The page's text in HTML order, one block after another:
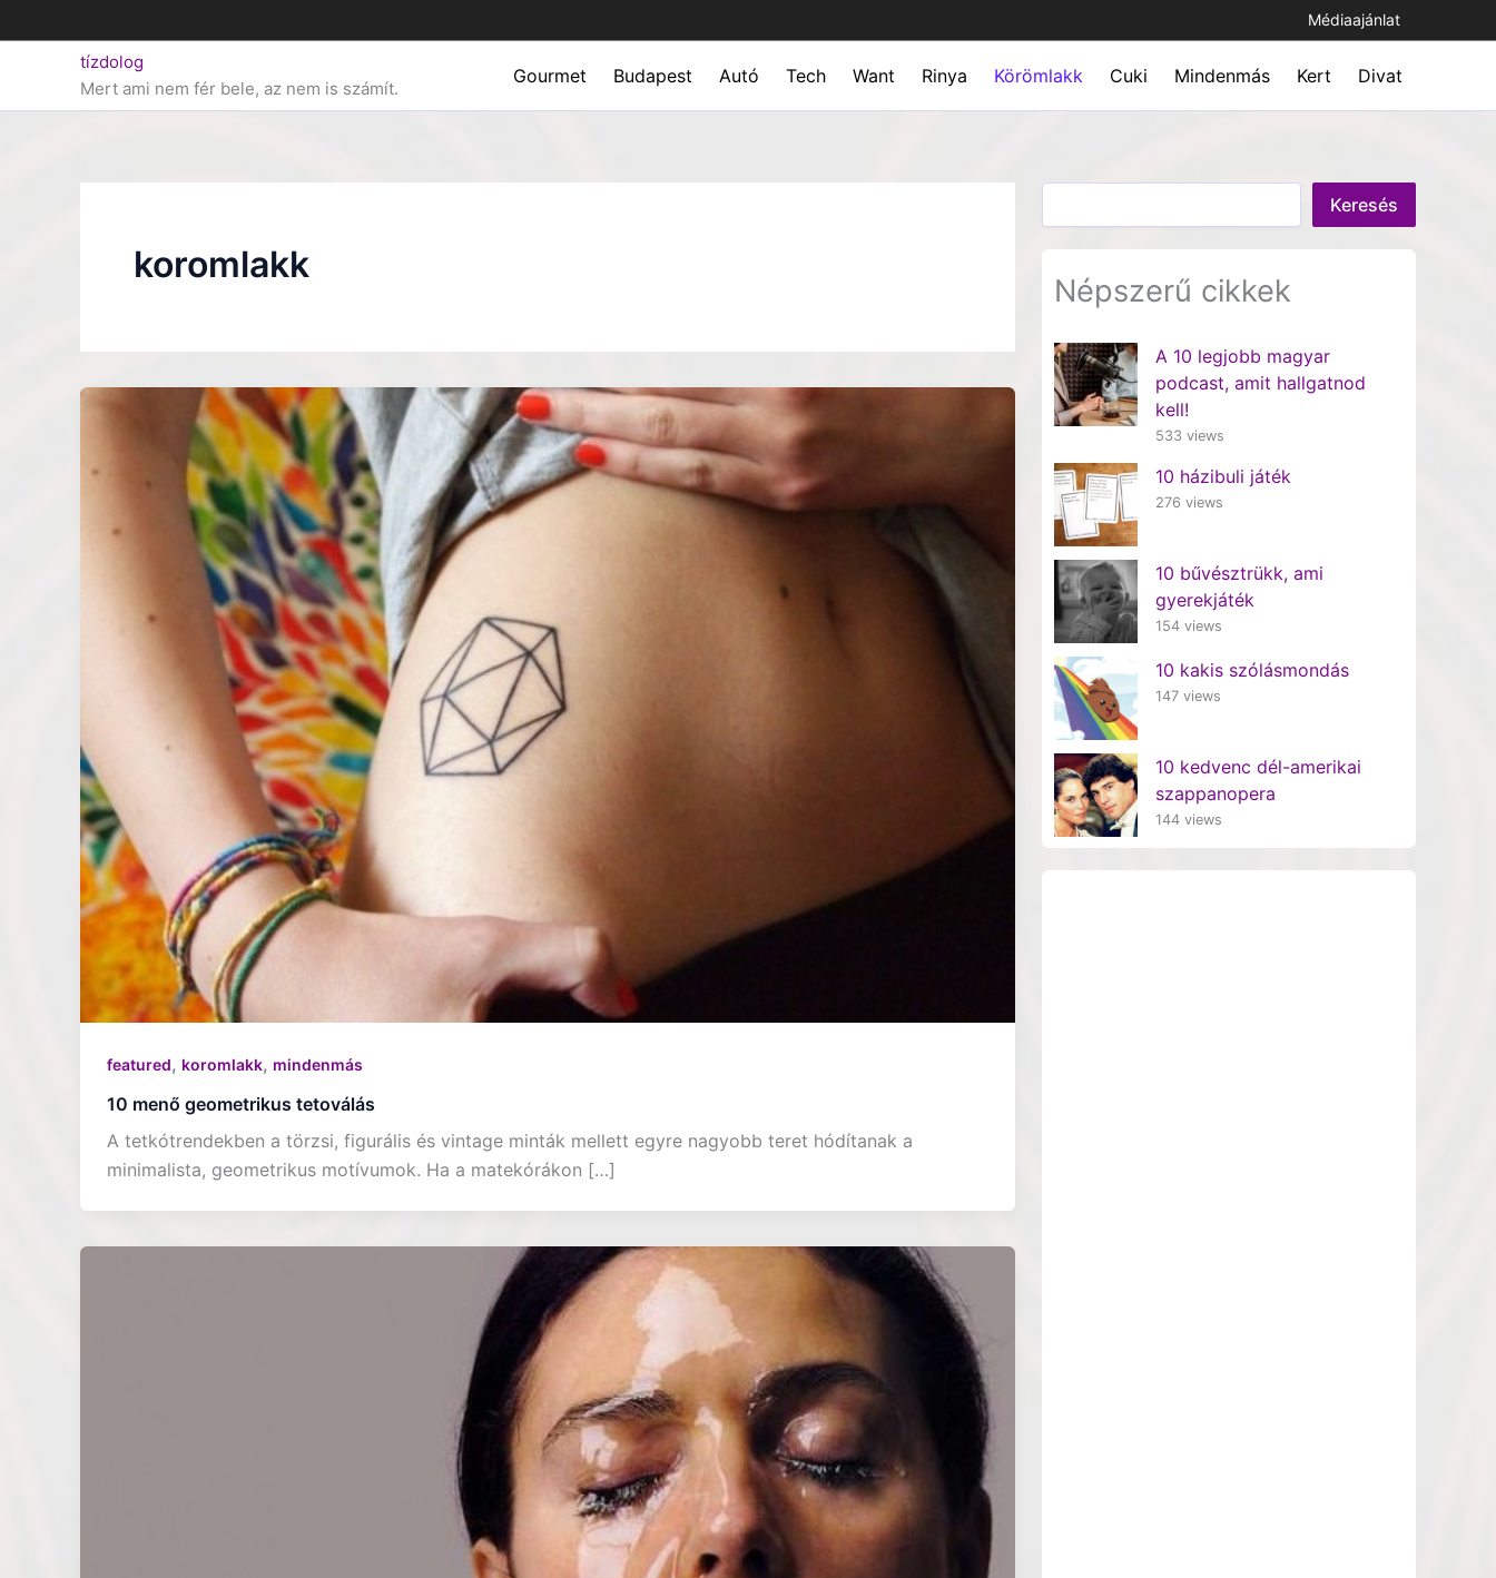
to
Médiaajánlat
tízdolog
Mert ami nem fér bele, az nem is számít.
Gourmet Budapest Autó Tech Want Rinya Körömlakk Cuki Mindenmás Kert Divat
koromlakk
featured, koromlakk, mindenmás
10 menő geometrikus tetoválás
A tetkótrendekben a törzsi, figurális és vintage minták mellett egyre nagyobb teret hódítanak a
minimalista, geometrikus motívumok. Ha a matekórákon […]
Keresés
Népszerű cikkek
A 10 legjobb magyar
podcast, amit hallgatnod
kell!
533 views
10 házibuli játék
276 views
10 bűvésztrükk, ami
gyerekjáték
154 views
10 kakis szólásmondás
147 views
10 kedvenc dél-amerikai
szappanopera
144 views